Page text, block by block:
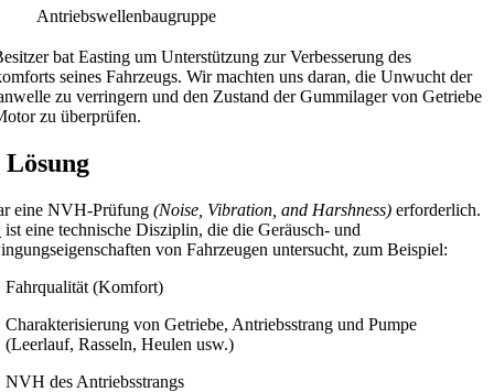
Antriebswellenbaugruppe
bat Easting um Unterstützung zur Verbesserung des
seines Fahrzeugs. Wir machten uns daran, die Unwucht der
zu verringern und den Zustand der Gummilager von Getriebe
zu überprüfen.
Lösung
eine NVH-Prüfung (Noise, Vibration, and Harshness) erforderlich.
ist eine technische Disziplin, die die Geräusch- und
von Fahrzeugen untersucht, zum Beispiel:
Fahrqualität (Komfort)
Charakterisierung von Getriebe, Antriebsstrang und Pumpe
(Leerlauf, Rasseln, Heulen usw.)
NVH des Antriebsstrangs